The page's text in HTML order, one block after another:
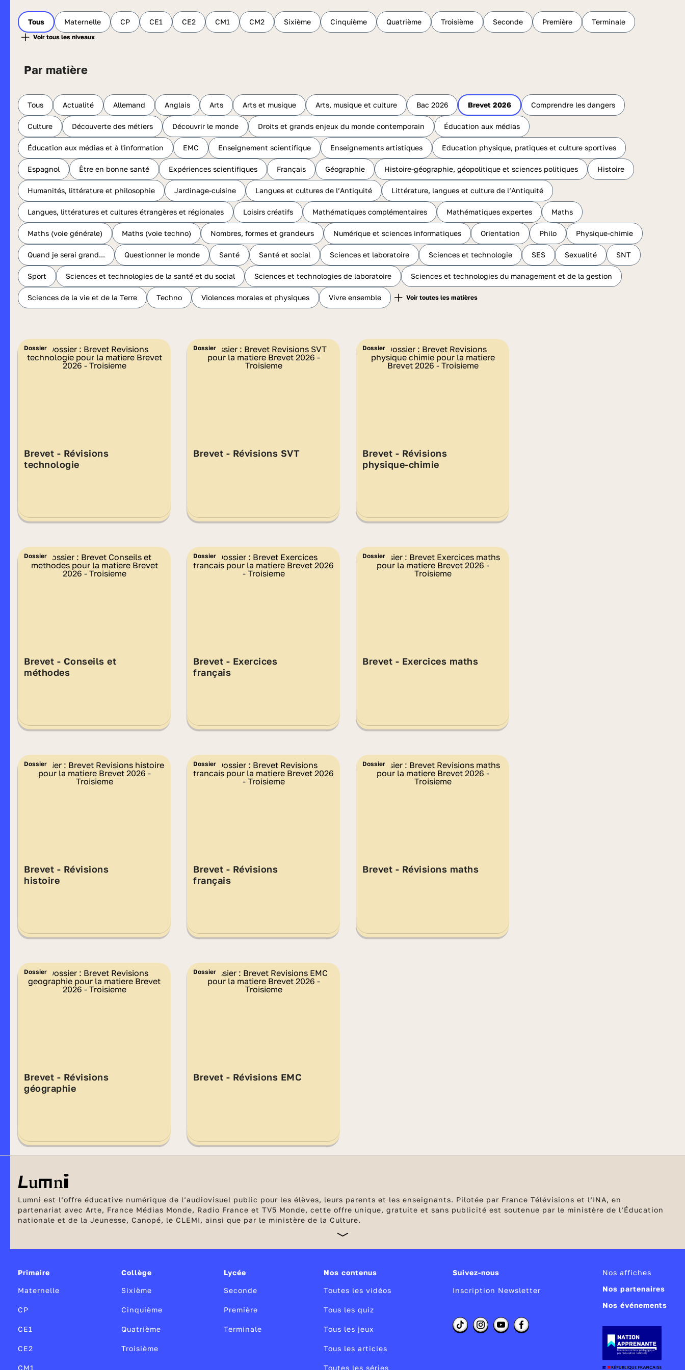
Tous Maternelle CP CE1 CE2 CM1 CM2 Sixième Cinquième Quatrième Troisième Seconde Première Terminale
Par matière
Tous Actualité Allemand Anglais Arts Arts et musique Arts, musique et culture Bac 2026 Brevet 2026 Comprendre les dangers
Culture Découverte des métiers Découvrir le monde Droits et grands enjeux du monde contemporain Éducation aux médias
Éducation aux médias et à l'information EMC Enseignement scientifique Enseignements artistiques Education physique, pratiques et culture sportives
Espagnol Être en bonne santé Expériences scientifiques Français Géographie Histoire-géographie, géopolitique et sciences politiques Histoire
Humanités, littérature et philosophie Jardinage-cuisine Langues et cultures de l’Antiquité Littérature, langues et culture de l’Antiquité
Langues, littératures et cultures étrangères et régionales Loisirs créatifs Mathématiques complémentaires Mathématiques expertes Maths
Maths (voie générale) Maths (voie techno) Nombres, formes et grandeurs Numérique et sciences informatiques Orientation Philo Physique-chimie
Quand je serai grand... Questionner le monde Santé Santé et social Sciences et laboratoire Sciences et technologie SES Sexualité SNT
Sport Sciences et technologies de la santé et du social Sciences et technologies de laboratoire Sciences et technologies du management et de la gestion
Sciences de la vie et de la Terre Techno Violences morales et physiques Vivre ensemble
Dossier
Brevet - Révisions
technologie
Dossier
Brevet - Révisions SVT
Dossier
Brevet - Révisions
physique-chimie
Dossier
Brevet - Conseils et
méthodes
Dossier
Brevet - Exercices
français
Dossier
Brevet - Exercices maths
Dossier
Brevet - Révisions
histoire
Dossier
Brevet - Révisions
français
Dossier
Brevet - Révisions maths
Dossier
Brevet - Révisions
géographie
Dossier
Brevet - Révisions EMC
Lumni est l’offre éducative numérique de l’audiovisuel public pour les élèves, leurs parents et les enseignants. Pilotée par France Télévisions et l’INA, en
partenariat avec Arte, France Médias Monde, Radio France et TV5 Monde, cette offre unique, gratuite et sans publicité est soutenue par le ministère de l’Éducation
nationale et de la Jeunesse, Canopé, le CLEMI, ainsi que par le ministère de la Culture.
Primaire
Maternelle
CP
CE1
CE2
CM1
Collège
Sixième
Cinquième
Quatrième
Troisième
Lycée
Seconde
Première
Terminale
Nos contenus
Toutes les vidéos
Tous les quiz
Tous les jeux
Tous les articles
Toutes les séries
Suivez-nous
Inscription Newsletter
Nos affiches
Nos partenaires
Nos événements